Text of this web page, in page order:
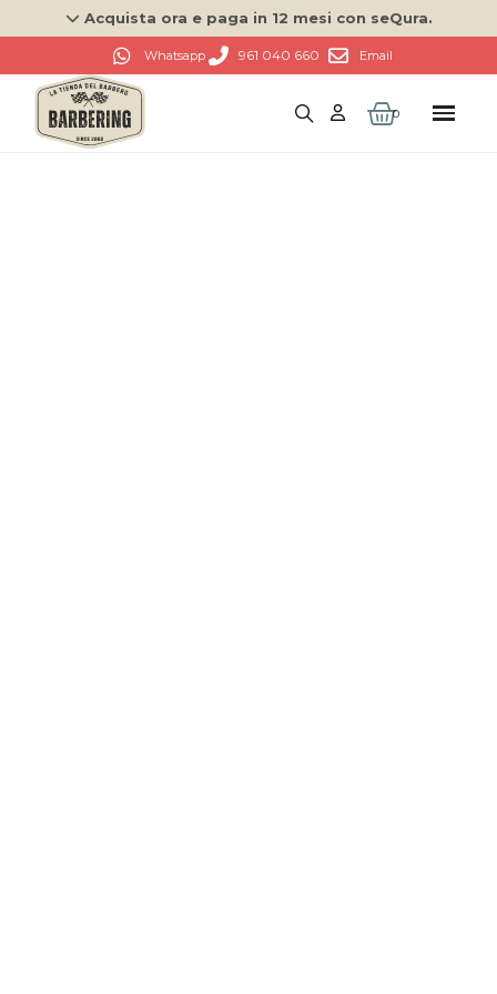
Acquista ora e paga in 12 mesi con seQura.
Whatsapp 961 040 660 Email